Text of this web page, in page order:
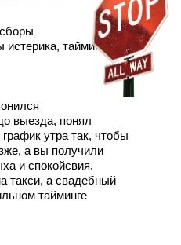
истерика, тайминг
выезда, понял
утра так, чтобы
а вы получили
и спокойсвия.
такси, а свадебный
тайминге